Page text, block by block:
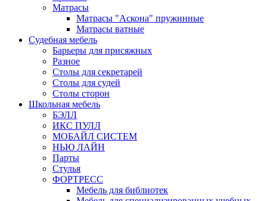
Матрасы
Матрасы "Аскона" пружинные
Матрасы ватные
Судебная мебель
Барьеры для присяжных
Разное
Столы для секретарей
Столы для судей
Столы сторон
Школьная мебель
БЭЛЛ
ИКС ПУЛЛ
МОБАЙЛ СИСТЕМ
НЬЮ ЛАЙН
Парты
Стулья
ФОРТРЕСС
Мебель для библиотек